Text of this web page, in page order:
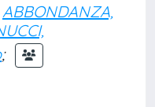
ABBONDANZA,
;